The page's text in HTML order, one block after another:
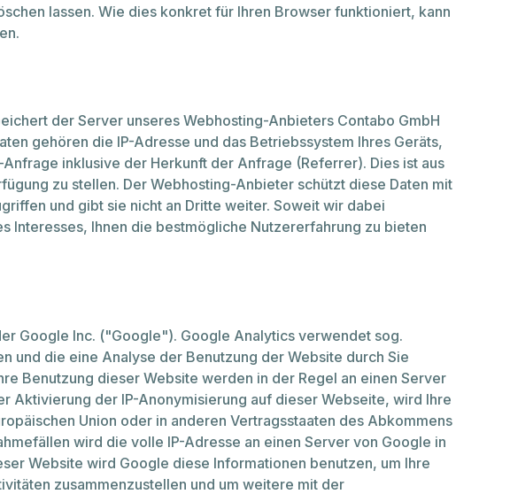
lassen. Wie dies konkret für Ihren Browser funktioniert, kann
der Server unseres Webhosting-Anbieters Contabo GmbH
gehören die IP-Adresse und das Betriebssystem Ihres Geräts,
inklusive der Herkunft der Anfrage (Referrer). Dies ist aus
zu stellen. Der Webhosting-Anbieter schützt diese Daten mit
und gibt sie nicht an Dritte weiter. Soweit wir dabei
Interesses, Ihnen die bestmögliche Nutzererfahrung zu bieten
Google Inc. ("Google"). Google Analytics verwendet sog.
die eine Analyse der Benutzung der Website durch Sie
Benutzung dieser Website werden in der Regel an einen Server
Aktivierung der IP-Anonymisierung auf dieser Webseite, wird Ihre
Union oder in anderen Vertragsstaaten des Abkommens
wird die volle IP-Adresse an einen Server von Google in
Website wird Google diese Informationen benutzen, um Ihre
zusammenzustellen und um weitere mit der